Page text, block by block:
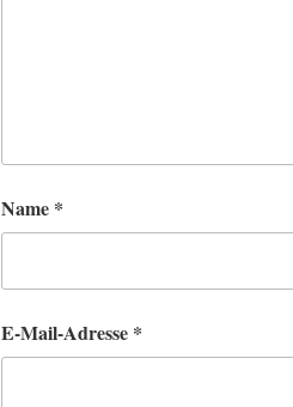
Name *
E-Mail-Adresse *